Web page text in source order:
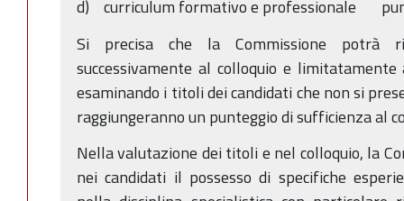
d) curriculum formativo e professionale
Si precisa che la Commissione
successivamente al colloquio e
esaminando i titoli dei candidati che non si
raggiungeranno un punteggio di sufficienza al
Nella valutazione dei titoli e nel colloquio, la
nei candidati il possesso di specifiche